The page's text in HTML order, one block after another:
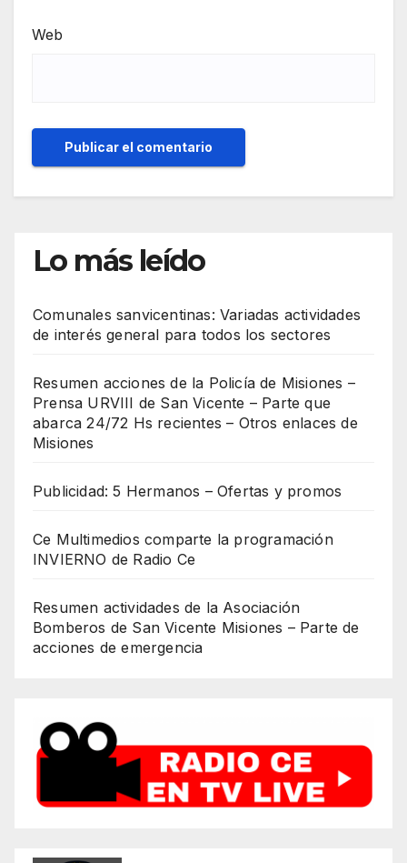
Web
Lo más leído
Comunales sanvicentinas: Variadas actividades
de interés general para todos los sectores
Resumen acciones de la Policía de Misiones –
Prensa URVIII de San Vicente – Parte que
abarca 24/72 Hs recientes – Otros enlaces de
Misiones
Publicidad: 5 Hermanos – Ofertas y promos
Ce Multimedios comparte la programación
INVIERNO de Radio Ce
Resumen actividades de la Asociación
Bomberos de San Vicente Misiones – Parte de
acciones de emergencia